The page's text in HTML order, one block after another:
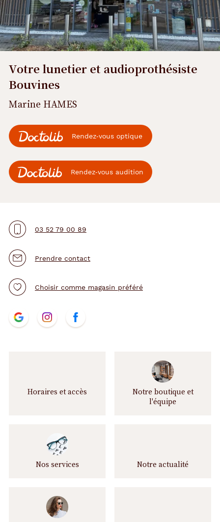
Votre lunetier et audioprothésiste
Bouvines
Marine HAMES
Rendez‑vous optique
Rendez‑vous audition
03 52 79 00 89
Prendre contact
Choisir comme magasin préféré
N
o
t.project.base.store.
t.project.base.store.
t.project.base.store.
Horaires et accès
Notre boutique et
l'équipe
Nos services Notre actualité